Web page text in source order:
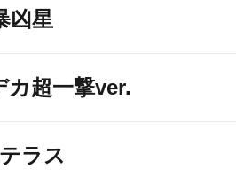
凶星
カ超一撃ver.
ラス